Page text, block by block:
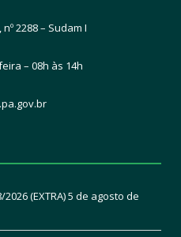
2288 – Sudam I
– 08h às 14h
gov.br
(EXTRA)5 de agosto de